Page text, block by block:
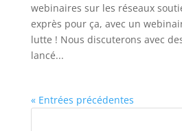
webinaires sur les réseaux
exprès pour ça, avec un
lutte ! Nous discuterons avec
lancé...
« Entrées précédentes